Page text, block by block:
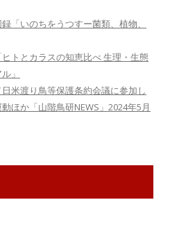
「いのちをうつすー菌類、植物、
トとカラスの知恵比べ 生理・生態
」
米渡り鳥等保護条約会議に参加し
ほか「山階鳥研NEWS」2024年5月